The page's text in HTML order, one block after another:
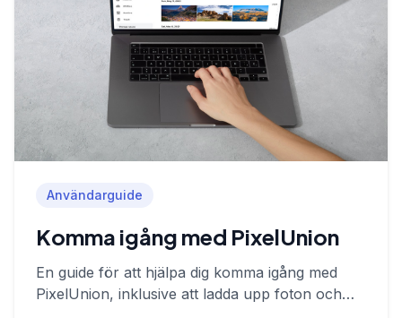
Användarguide
Komma igång med PixelUnion
En guide för att hjälpa dig komma igång med
PixelUnion, inklusive att ladda upp foton och